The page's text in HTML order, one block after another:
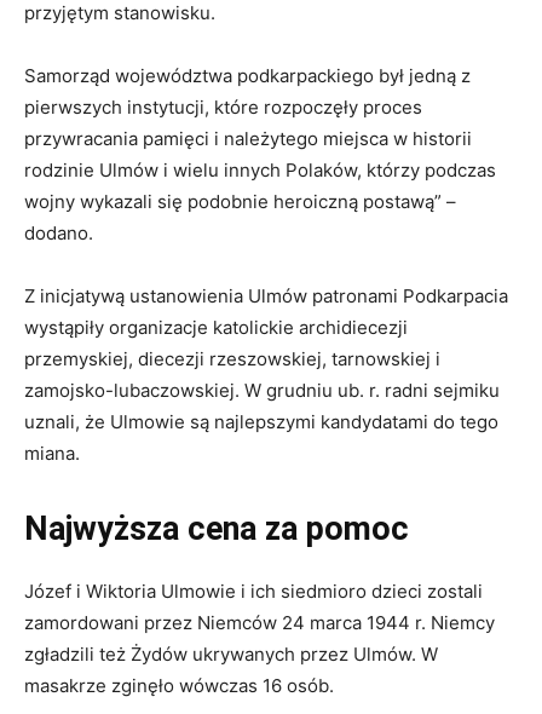
przyjętym stanowisku.
Samorząd województwa podkarpackiego był jedną z
pierwszych instytucji, które rozpoczęły proces
przywracania pamięci i należytego miejsca w historii
rodzinie Ulmów i wielu innych Polaków, którzy podczas
wojny wykazali się podobnie heroiczną postawą” –
dodano.
Z inicjatywą ustanowienia Ulmów patronami Podkarpacia
wystąpiły organizacje katolickie archidiecezji
przemyskiej, diecezji rzeszowskiej, tarnowskiej i
zamojsko-lubaczowskiej. W grudniu ub. r. radni sejmiku
uznali, że Ulmowie są najlepszymi kandydatami do tego
miana.
Najwyższa cena za pomoc
Józef i Wiktoria Ulmowie i ich siedmioro dzieci zostali
zamordowani przez Niemców 24 marca 1944 r. Niemcy
zgładzili też Żydów ukrywanych przez Ulmów. W
masakrze zginęło wówczas 16 osób.